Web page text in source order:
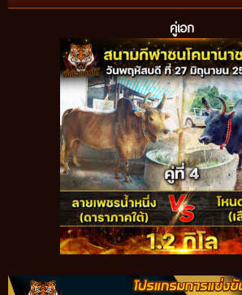
คู่เอก